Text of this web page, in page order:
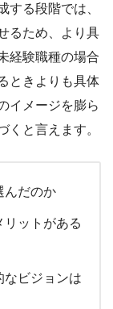
する段階では、
るため、より具
経験職種の場合
ときよりも具体
イメージを膨ら
くと言えます。
んだのか
ットがある
なビジョンは